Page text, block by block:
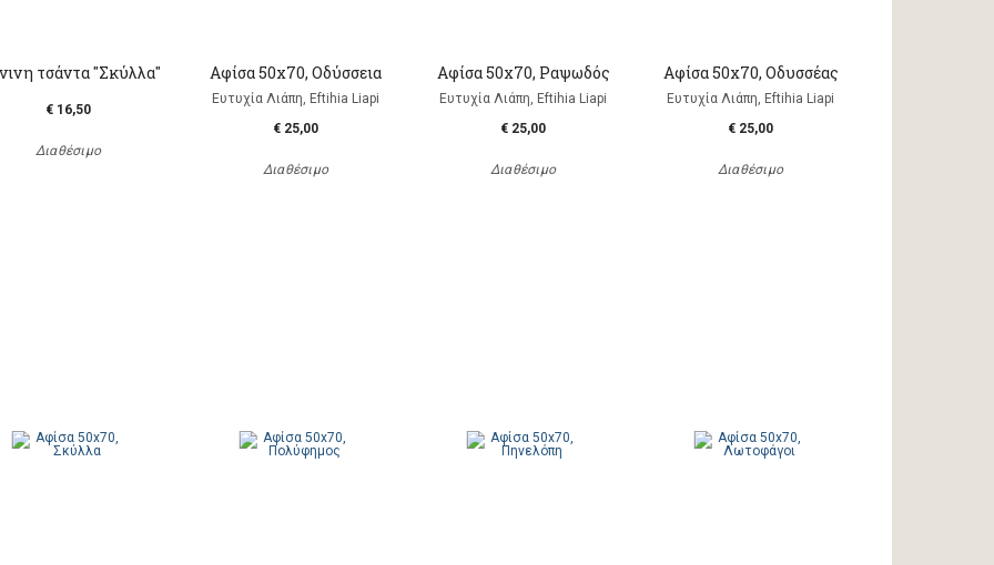
τσάντα ''Σκύλλα''
€ 16,50
Διαθέσιμο
Αφίσα 50x70, Οδύσσεια
Ευτυχία Λιάπη, Eftihia Liapi
€ 25,00
Διαθέσιμο
Αφίσα 50x70, Ραψωδός
Ευτυχία Λιάπη, Eftihia Liapi
€ 25,00
Διαθέσιμο
Αφίσα 50x70, Οδυσσέας
Ευτυχία Λιάπη, Eftihia Liapi
€ 25,00
Διαθέσιμο